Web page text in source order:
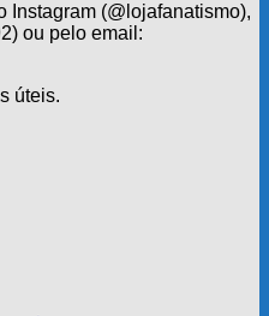
Instagram (@lojafanatismo),
ou pelo email:
úteis.